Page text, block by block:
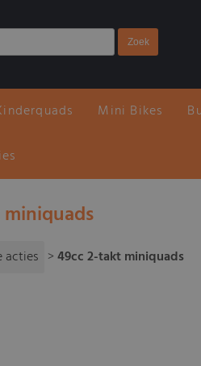
Mini Bikes
acties >49cc 2-takt miniquads